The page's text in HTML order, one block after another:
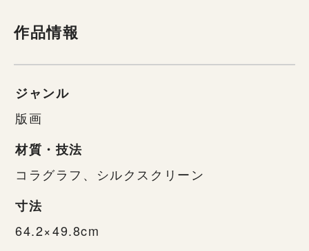
作品情報
ジャンル
版画
材質・技法
コラグラフ、シルクスクリーン
寸法
64.2×49.8cm